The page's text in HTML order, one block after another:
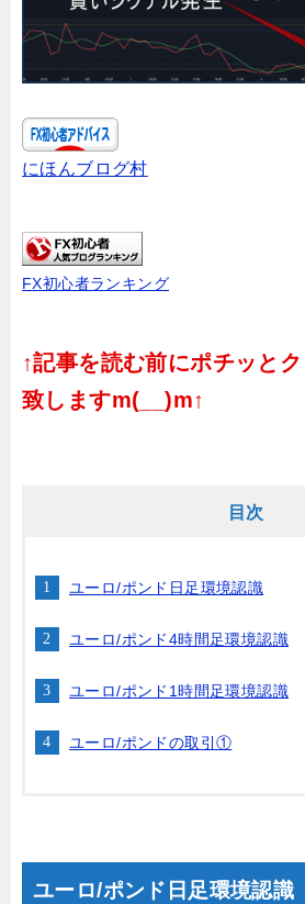
にほんブログ村
FX初心者ランキング
↑記事を読む前にポチッと
致しますm(__)m↑
目次
ユーロ/ポンド日足環境認識
ユーロ/ポンド4時間足環境認識
ユーロ/ポンド1時間足環境認識
ユーロ/ポンドの取引①
ユーロ/ポンド日足環境認識